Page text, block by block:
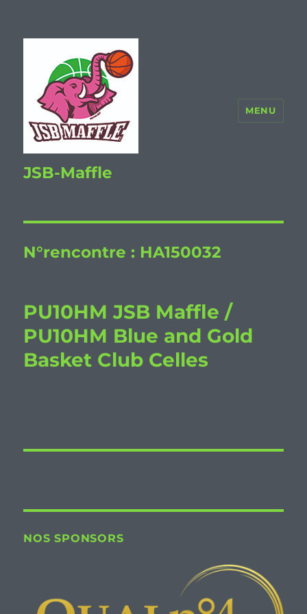
JSB-Maffle
MENU
N°rencontre : HA150032
PU10HM JSB Maffle /
PU10HM Blue and Gold
Basket Club Celles
NOS SPONSORS